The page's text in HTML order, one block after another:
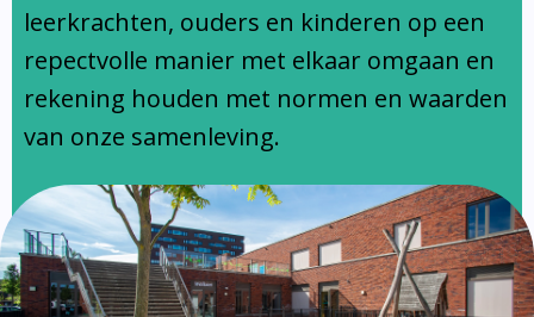
leerkrachten, ouders en kinderen op een
repectvolle manier met elkaar omgaan en
rekening houden met normen en waarden
van onze samenleving.